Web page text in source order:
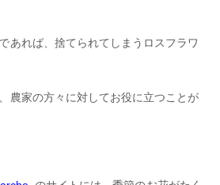
あれば、捨てられてしまうロスフラワ
農家の方々に対してお役に立つことが